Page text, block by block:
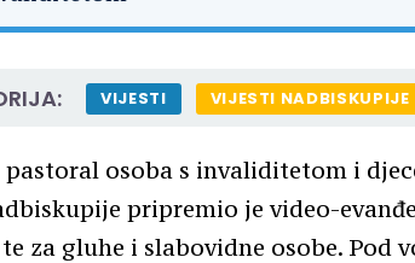
VIJESTI VIJESTI NADBISKUPIJE
pastoral osoba s invaliditetom i
pripremio je video-
za gluhe i slabovidne osobe. Pod